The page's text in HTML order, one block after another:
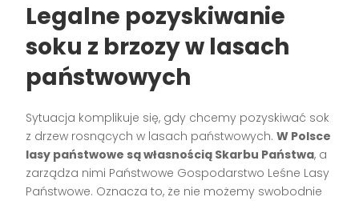
Legalne pozyskiwanie
soku z brzozy w lasach
państwowych
Sytuacja komplikuje się, gdy chcemy pozyskiwać sok
z drzew rosnących w lasach państwowych.W Polsce
lasy państwowe są własnością Skarbu Państwa, a
zarządza nimi Państwowe Gospodarstwo Leśne Lasy
Państwowe. Oznacza to, że nie możemy swobodnie